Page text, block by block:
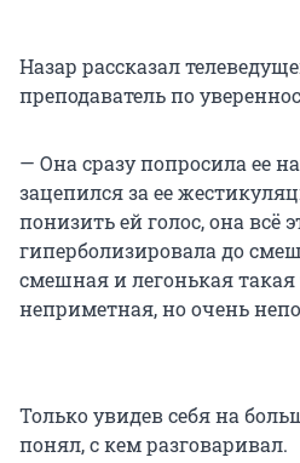
Назар рассказал
преподаватель по
— Она сразу попросила ее
зацепился за ее
понизить ей голос, она всё
гиперболизировала до
смешная и легонькая
неприметная, но очень
Только увидев себя на
понял, с кем разговаривал.